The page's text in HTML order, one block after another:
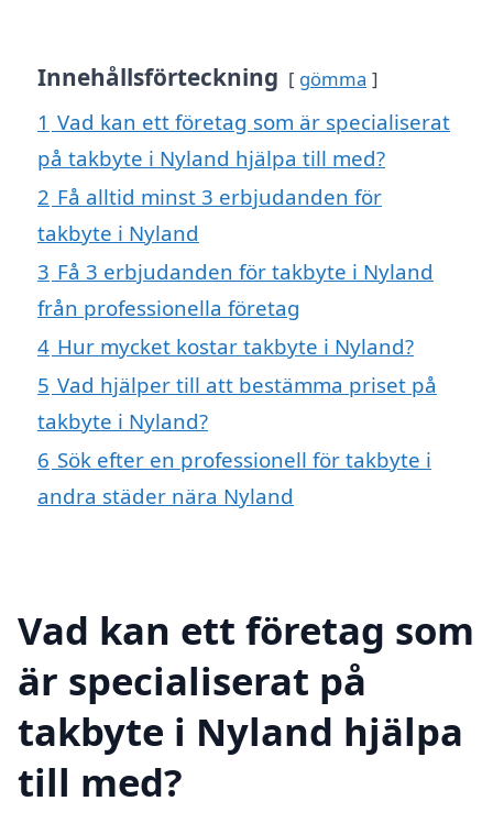
Innehållsförteckning gömma
1 Vad kan ett företag som är specialiserat
på takbyte i Nyland hjälpa till med?
2 Få alltid minst 3 erbjudanden för
takbyte i Nyland
3 Få 3 erbjudanden för takbyte i Nyland
från professionella företag
4 Hur mycket kostar takbyte i Nyland?
5 Vad hjälper till att bestämma priset på
takbyte i Nyland?
6 Sök efter en professionell för takbyte i
andra städer nära Nyland
Vad kan ett företag som
är specialiserat på
takbyte i Nyland hjälpa
till med?